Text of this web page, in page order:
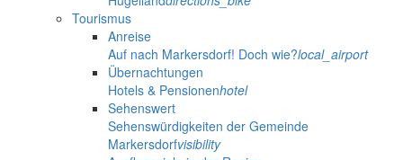
Tourismus
Anreise
Auf nach Markersdorf! Doch wie?local_airport
Übernachtungen
Hotels & Pensionenhotel
Sehenswert
Sehenswürdigkeiten der Gemeinde
Markersdorfvisibility